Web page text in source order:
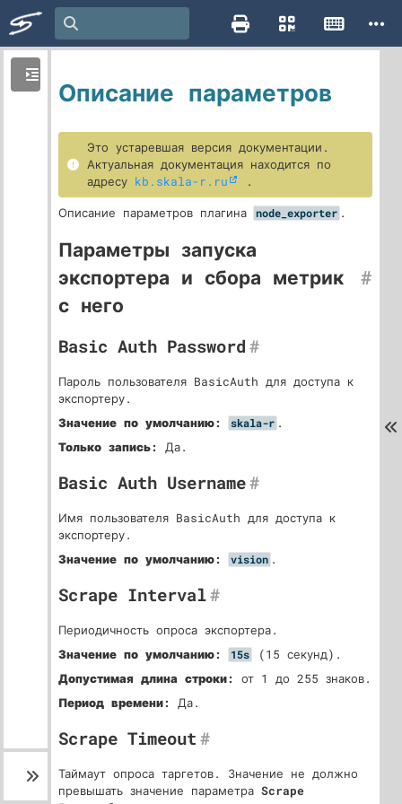
Описание параметров
Это устаревшая версия документации.
Актуальная документация находится по
адресу kb.skala-r.ru
.
Описание параметров плагина
node_exporter .
Параметры запуска
экспортера и сбора метрик
с него
#
Basic Auth Password #
Пароль пользователя BasicAuth для доступа к
экспортеру.
Значение по умолчанию:
skala-r .
Только запись:
Да.
Basic Auth Username#
Имя пользователя BasicAuth для доступа к
экспортеру.
Значение по умолчанию:
vision .
Scrape Interval#
Периодичность опроса экспортера.
Значение по умолчанию:
15s
(15 секунд).
Допустимая длина строки:
от 1 до 255 знаков.
Период времени:
Да.
Scrape Timeout #
Таймаут опроса таргетов. Значение не должно
превышать значение параметра Scrape